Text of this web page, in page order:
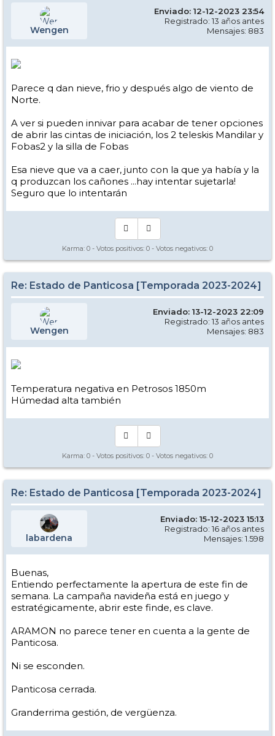
Wengen
Enviado: 12-12-2023 23:54
Registrado: 13 años antes
Mensajes: 883
Parece q dan nieve, frio y después algo de viento de
Norte.
A ver si pueden innivar para acabar de tener opciones
de abrir las cintas de iniciación, los 2 teleskis Mandilar y
Fobas2 y la silla de Fobas
Esa nieve que va a caer, junto con la que ya había y la
q produzcan los cañones ...hay intentar sujetarla!
Seguro que lo intentarán
Karma: 0 - Votos positivos: 0 - Votos negativos: 0
Re: Estado de Panticosa [Temporada 2023-2024]
Wengen
Enviado: 13-12-2023 22:09
Registrado: 13 años antes
Mensajes: 883
Temperatura negativa en Petrosos 1850m
Húmedad alta también
Karma: 0 - Votos positivos: 0 - Votos negativos: 0
Re: Estado de Panticosa [Temporada 2023-2024]
labardena
Enviado: 15-12-2023 15:13
Registrado: 16 años antes
Mensajes: 1.598
Buenas,
Entiendo perfectamente la apertura de este fin de
semana. La campaña navideña está en juego y
estratégicamente, abrir este finde, es clave.
ARAMON no parece tener en cuenta a la gente de
Panticosa.
Ni se esconden.
Panticosa cerrada.
Granderrima gestión, de vergüenza.